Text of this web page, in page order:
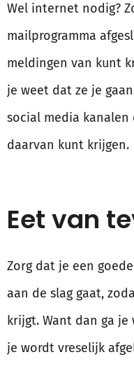
Wel internet nodig?
mailprogramma
meldingen van kunt
je weet dat ze je
social media
daarvan kunt krijgen.
Eet van
Zorg dat je een
aan de slag gaat,
krijgt. Want dan ga
je wordt vreselijk